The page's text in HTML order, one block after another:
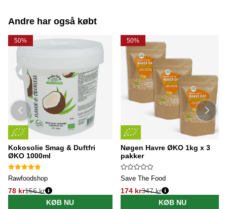
Andre har også købt
50%
Kokosolie Smag & Duftfri
ØKO 1000ml
Rawfoodshop
78 kr156 kr
KØB NU
50%
Nøgen Havre ØKO 1kg x 3
pakker
Save The Food
174 kr347 kr
KØB NU